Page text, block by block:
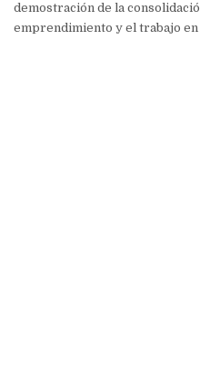
demostración de la
emprendimiento y el trabajo en